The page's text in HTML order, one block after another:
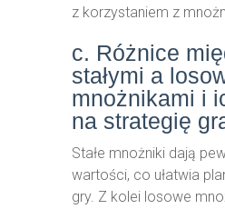
z korzystaniem z
c. Różnice
stałymi a
mnożnikami i
na strategię
Stałe mnożniki dają
wartości, co ułatwia
gry. Z kolei losowe